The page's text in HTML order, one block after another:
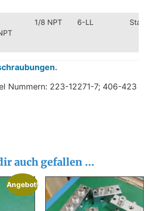
1/8 NPT 6-LL Stahl
Nummern: 223-12271-7; 406-423
auch gefallen …
Angebot!